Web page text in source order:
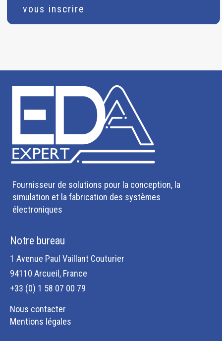
vous inscrire
Fournisseur de solutions pour la conception, la
simulation et la fabrication des systèmes
électroniques
Notre bureau
1 Avenue Paul Vaillant Couturier
94110 Arcueil, France
+33 (0) 1 58 07 00 79
Nous contacter
Mentions légales